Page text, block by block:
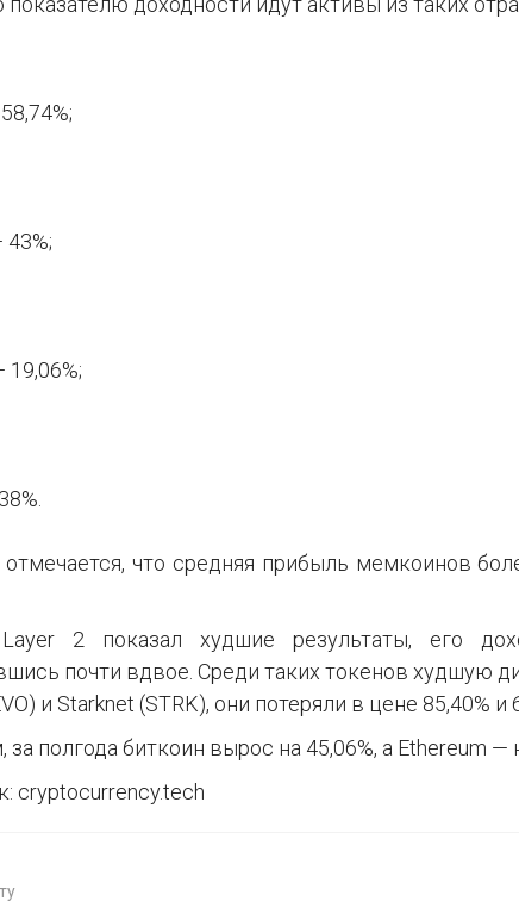
19,06%;
отмечается, что средняя прибыль мемкоинов
2 показал худшие результаты, его
почти вдвое. Среди таких токенов худшую
и Starknet (STRK), они потеряли в цене 85,40% и
полгода биткоин вырос на 45,06%, а Ethereum —
cryptocurrency.tech